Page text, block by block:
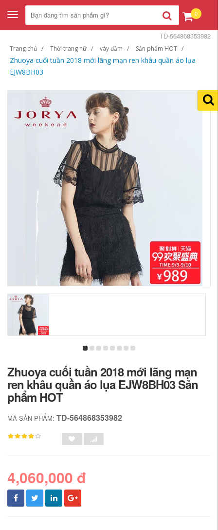
Toggle
navigation
0
Trang chủ Thời trang nữ váy đầm Sản phẩm HOT
Zhuoya cuối tuần 2018 mới lãng mạn ren khâu quần áo lụa
EJW8BH03
TD-564868353982
Zhuoya cuối tuần 2018 mới lãng mạn
ren khâu quần áo lụa EJW8BH03 Sản
phẩm HOT
MÃ SẢN PHẨM: TD-564868353982
4,060,000 đ